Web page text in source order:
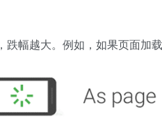
跌幅越大。例如，如果页面加